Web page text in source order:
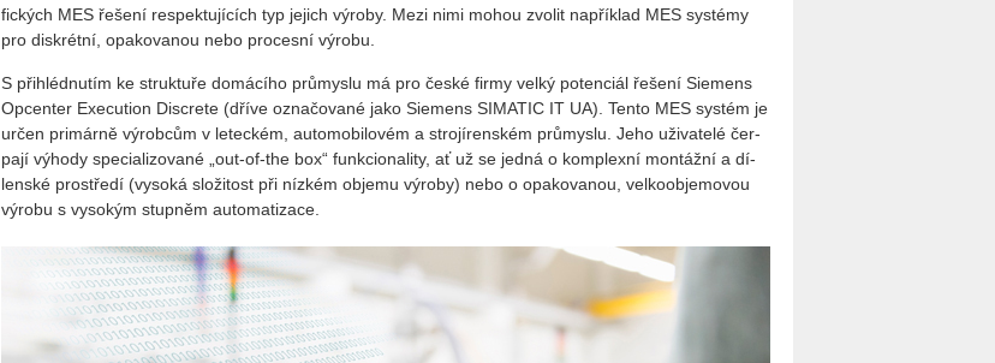
fic­kých MES ře­še­ní re­spek­tu­jí­cích typ je­jich vý­ro­by. Mezi nimi mohou zvo­lit na­pří­klad MES sys­témy
pro dis­krét­ní, opa­ko­va­nou nebo pro­ces­ní vý­ro­bu.
S při­hléd­nu­tím ke struk­tu­ře do­má­cí­ho prů­mys­lu má pro české firmy velký po­ten­ci­ál ře­še­ní Si­e­mens
Op­cen­ter Execu­ti­on Dis­cre­te (dříve ozna­čo­va­né jako Si­e­mens SI­MA­TIC IT UA). Tento MES sys­tém je
určen pri­már­ně vý­rob­cům v le­tec­kém, au­to­mo­bi­lo­vém a stro­jí­ren­ském prů­mys­lu. Jeho uži­va­te­lé čer­
pa­jí vý­ho­dy spe­ci­a­li­zo­va­né „out-of-the box“ funk­ci­o­na­li­ty, ať už se jedná o kom­plex­ní mon­táž­ní a dí­
len­ské pro­stře­dí (vy­so­ká slo­ži­tost při níz­kém ob­je­mu vý­ro­by) nebo o opa­ko­va­nou, vel­ko­ob­je­mo­vou
vý­ro­bu s vy­so­kým stup­něm au­to­ma­ti­za­ce.